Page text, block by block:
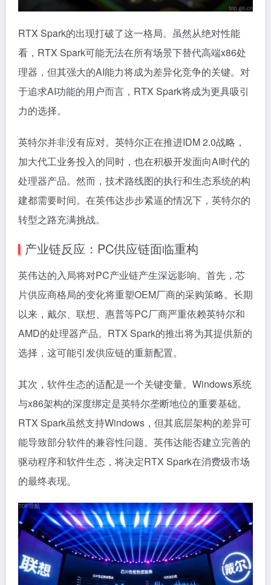
RTX Spark的出现打破了这一格局。虽然从绝对性能
看，RTX Spark可能无法在所有场景下替代高端x86处
理器，但其强大的AI能力将成为差异化竞争的关键。对
于追求AI功能的用户而言，RTX Spark将成为更具吸引
力的选择。
英特尔并非没有应对。英特尔正在推进IDM 2.0战略，
加大代工业务投入的同时，也在积极开发面向AI时代的
处理器产品。然而，技术路线图的执行和生态系统的构
建都需要时间。在英伟达步步紧逼的情况下，英特尔的
转型之路充满挑战。
产业链反应：PC供应链面临重构
英伟达的入局将对PC产业链产生深远影响。首先，芯
片供应商格局的变化将重塑OEM厂商的采购策略。长期
以来，戴尔、联想、惠普等PC厂商严重依赖英特尔和
AMD的处理器产品。RTX Spark的推出将为其提供新的
选择，这可能引发供应链的重新配置。
其次，软件生态的适配是一个关键变量。Windows系统
与x86架构的深度绑定是英特尔垄断地位的重要基础。
RTX Spark虽然支持Windows，但其底层架构的差异可
能导致部分软件的兼容性问题。英伟达能否建立完善的
驱动程序和软件生态，将决定RTX Spark在消费级市场
的最终表现。